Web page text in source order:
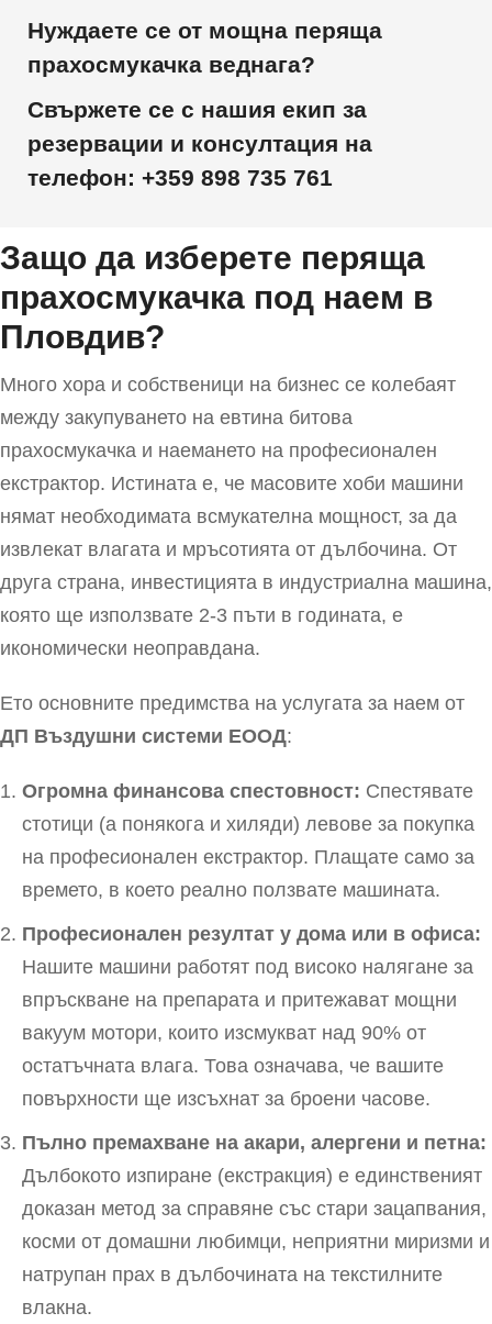
Нуждаете се от мощна перяща
прахосмукачка веднага?
Свържете се с нашия екип за
резервации и консултация на
телефон: +359 898 735 761
Защо да изберете перяща
прахосмукачка под наем в
Пловдив?
Много хора и собственици на бизнес се колебаят
между закупуването на евтина битова
прахосмукачка и наемането на професионален
екстрактор. Истината е, че масовите хоби машини
нямат необходимата всмукателна мощност, за да
извлекат влагата и мръсотията от дълбочина. От
друга страна, инвестицията в индустриална машина,
която ще използвате 2-3 пъти в годината, е
икономически неоправдана.
Ето основните предимства на услугата за наем от
ДП Въздушни системи EООД:
Огромна финансова спестовност: Спестявате
стотици (а понякога и хиляди) левове за покупка
на професионален екстрактор. Плащате само за
времето, в което реално ползвате машината.
Професионален резултат у дома или в офиса:
Нашите машини работят под високо налягане за
впръскване на препарата и притежават мощни
вакуум мотори, които изсмукват над 90% от
остатъчната влага. Това означава, че вашите
повърхности ще изсъхнат за броени часове.
Пълно премахване на акари, алергени и петна:
Дълбокото изпиране (екстракция) е единственият
доказан метод за справяне със стари зацапвания,
косми от домашни любимци, неприятни миризми и
натрупан прах в дълбочината на текстилните
влакна.